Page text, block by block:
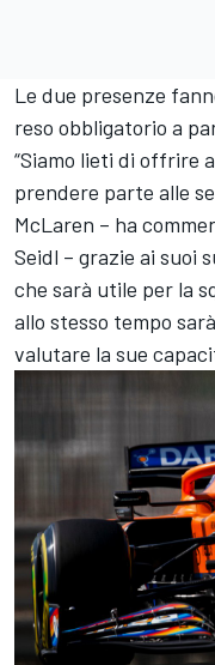
Le due presenze
reso obbligatorio a
“Siamo lieti di offrire
prendere parte alle
McLaren – ha
Seidl – grazie ai suoi
che sarà utile per la
allo stesso tempo
valutare la sue